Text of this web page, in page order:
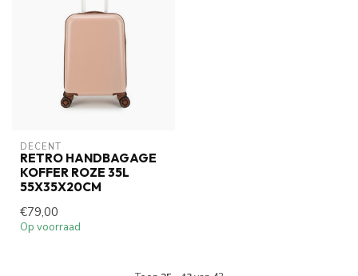
DECENT
RETRO HANDBAGAGE
KOFFER ROZE 35L
55X35X20CM
€79,00
Op voorraad